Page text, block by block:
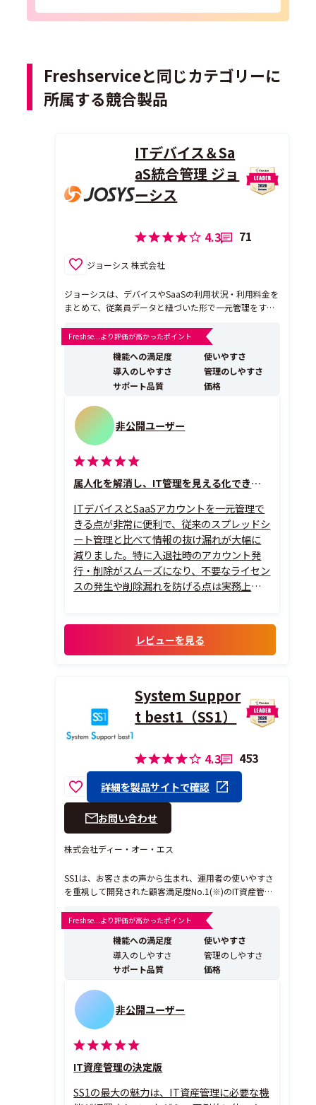
Freshserviceと同じカテゴリーに
所属する競合製品
ITデバイス＆Sa
aS統合管理 ジョ
ーシス
4.3 71
ジョーシス 株式会社
ジョーシスは、デバイスやSaaSの利用状況・利用料金を
まとめて、従業員データと紐づいた形で一元管理をする
ウントの棚卸しや、無駄なITコストも把握することが可
能です。 ◯ SaaS管理 ✔ SaaSアカウントの一元管理 ✔ S
aaSアカウントの発行・削除の...
Freshse...より評価が高かったポイント
機能への満足度
使いやすさ
導入のしやすさ
管理のしやすさ
サポート品質
価格
非公開ユーザー
属人化を解消し、IT管理を見える化できるサービス
ITデバイスとSaaSアカウントを一元管理で
きる点が非常に便利で、従来のスプレッドシ
ート管理と比べて情報の抜け漏れが大幅に
減りました。特に入退社時のアカウント発
行・削除がスムーズになり、不要なライセン
スの発生や削除漏れを防げる点は実務上か
すく、少人数の情シスでも効率よく運用で
きる点が気に入っています。
レビューを見る
System Suppor
t best1（SS1）
4.3 453
詳細を製品サイトで確認
お問い合わせ
株式会社ディー・オー・エス
SS1は、お客さまの声から生まれ、運用者の使いやすさ
を重視して開発された顧客満足度No.1(※)のIT資産管理
S1クラウド」をリリース。オンプレ・IaaS、SaaSと、
よりお客様のご要望にあわせて柔軟にご検討いただける
ようになりました。 デバイスの使...
Freshse...より評価が高かったポイント
機能への満足度
使いやすさ
導入のしやすさ
管理のしやすさ
サポート品質
価格
非公開ユーザー
IT資産管理の決定版
SS1の最大の魅力は、IT資産管理に必要な機